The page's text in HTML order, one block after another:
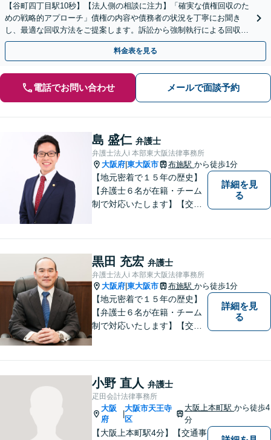
【谷町四丁目駅10秒】【法人側の相談に注力】「確実な債権回収のた
めの戦略的アプローチ」債権の内容や債務者の状況を丁寧にお聞き
し、最適な回収方法をご提案します。訴訟から強制執行による回収ま
で見据えた対応【休日・夜間相談可（要事前予約）】
料金表を見る
電話でお問い合わせ メールで面談予約
島 盛仁 弁護士
弁護士法人i 本部東大阪法律事務所
大阪府 東大阪市 布施駅 から徒歩1分
【地元密着で１５年の歴史】
【弁護士６名が在籍・チーム
制で対応いたします】【交通
駅前店５階】お悩みは【弁護
士法人ｉ 東大阪法律事務所】
におまかせください！
詳細を見
る
黒田 充宏 弁護士
弁護士法人i 本部東大阪法律事務所
大阪府 東大阪市 布施駅 から徒歩1分
【地元密着で１５年の歴史】
【弁護士６名が在籍・チーム
制で対応いたします】【交通
駅前店５階】 お悩みは【弁護
士法人ｉ 東大阪法律事務
所 】におまかせください！
詳細を見
る
小野 直人 弁護士
疋田会計法律事務所
大阪
府
大阪市天王寺
区
大阪上本町駅から徒歩4
分
【大阪上本町駅4分】【交通事